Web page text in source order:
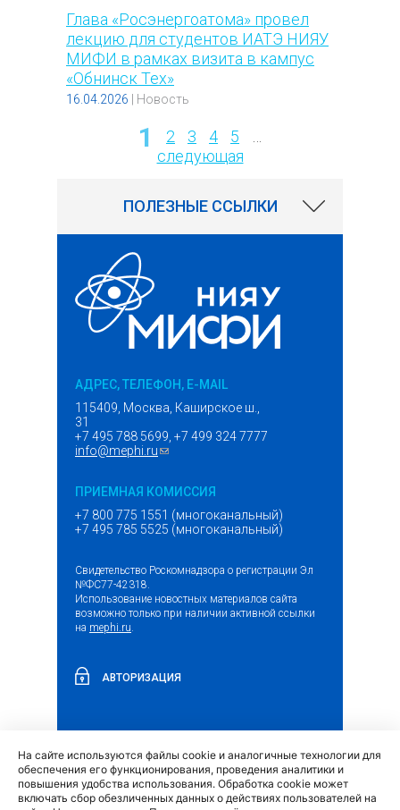
Глава «Росэнергоатома» провел
лекцию для студентов ИАТЭ НИЯУ
МИФИ в рамках визита в кампус
«Обнинск Тех»
16.04.2026 Новость
Страницы
1 2 3 4 5
следующая
ПОЛЕЗНЫЕ ССЫЛКИ
АДРЕС, ТЕЛЕФОН, E-MAIL
115409, Москва, Каширское ш.,
31
+7 495 788 5699, +7 499 324 7777
info@mephi.ru(ссылка для отправки email)
ПРИЕМНАЯ КОМИССИЯ
+7 800 775 1551 (многоканальный)
+7 495 785 5525 (многоканальный)
Свидетельство Роскомнадзора о регистрации Эл
№ФС77-42318.
Использование новостных материалов сайта
возможно только при наличии активной ссылки
на mephi.ru
АВТОРИЗАЦИЯ
Обращение граждан и организаций (внешняя
ссылка)
На сайте используются файлы cookie и аналогичные технологии для
обеспечения его функционирования, проведения аналитики и
повышения удобства использования. Обработка cookie может
включать сбор обезличенных данных о действиях пользователей на